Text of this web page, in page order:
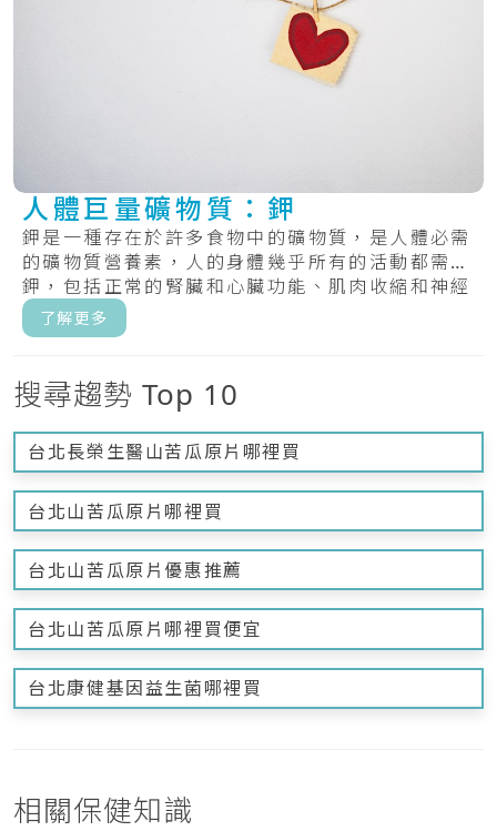
人體巨量礦物質：鉀
鉀是一種存在於許多食物中的礦物質，是人體必需
的礦物質營養素，人的身體幾乎所有的活動都需要
鉀，包括正常的腎臟和心臟功能、肌肉收縮和神經
傳遞...
了解更多
搜尋趨勢 Top 10
台北長榮生醫山苦瓜原片哪裡買
台北山苦瓜原片哪裡買
台北山苦瓜原片優惠推薦
台北山苦瓜原片哪裡買便宜
台北康健基因益生菌哪裡買
相關保健知識